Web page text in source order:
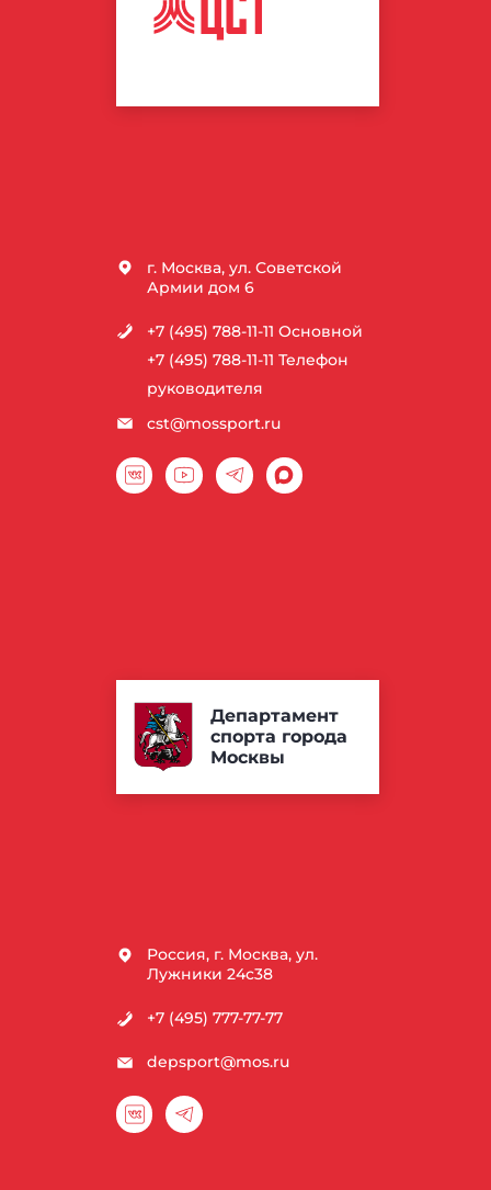
ЦЕНТР
г. Москва, ул. Советской
Армии дом 6
+7 (495) 788-11-11 Основной
+7 (495) 788-11-11 Телефон
руководителя
cst@mossport.ru
Департамент
спорта города
Москвы
Россия, г. Москва, ул.
Лужники 24с38
+7 (495) 777-77-77
depsport@mos.ru